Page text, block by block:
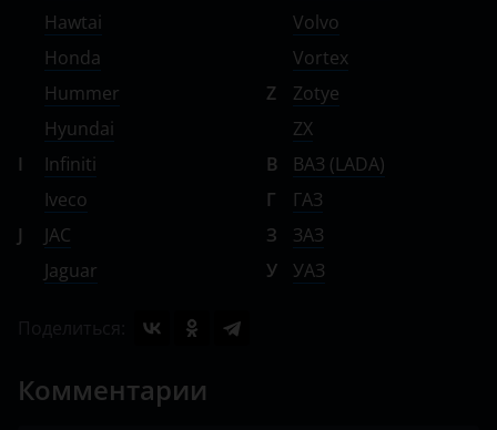
Hawtai
Honda
Hummer
Hyundai
I
Infiniti
Iveco
J
JAC
Jaguar
Volvo
Vortex
Z
Zotye
ZX
В
ВАЗ (LADA)
Г
ГАЗ
З
ЗАЗ
У
УАЗ
Комментарии